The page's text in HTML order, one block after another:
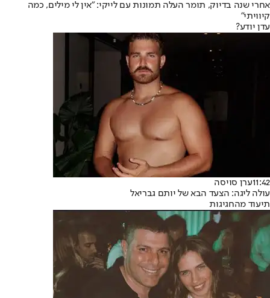
אחרי שנה בדיוק, תומר העלה תמונות עם לייקי: "אין לי מילים, כמה
קיוויתי"
עדן יודע?
11:42ערן סויסה
עולה ליגה: הצעד הבא של יותם גבריאל
תיעוד מהחגיגות